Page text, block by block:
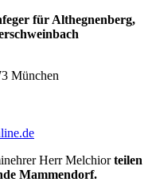
für Althegnenberg,
München
Herr Melchiorteilen
Mammendorf.